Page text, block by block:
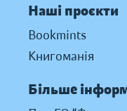
Наші проєкти
Bookmints
Книгоманія
Більше